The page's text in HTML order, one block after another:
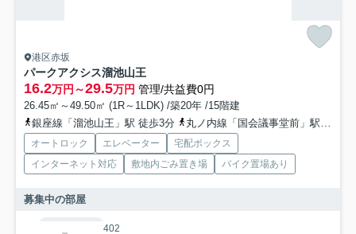
港区赤坂
パークアクシス溜池山王
16.2万円～29.5万円 管理/共益費0円
26.45㎡～49.50㎡ (1R～1LDK) /築20年 /15階建
銀座線「溜池山王」駅 徒歩3分
丸ノ内線「国会議事堂前」駅 徒歩6分
オートロック エレベーター
宅配ボックス
インターネット対応
敷地内ごみ置き場 バイク置場あり
募集中の部屋
402